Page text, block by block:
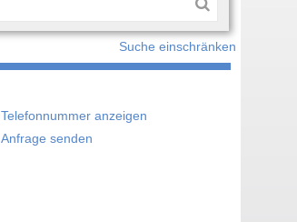
Suche einschränken
Telefonnummer anzeigen
Anfrage senden